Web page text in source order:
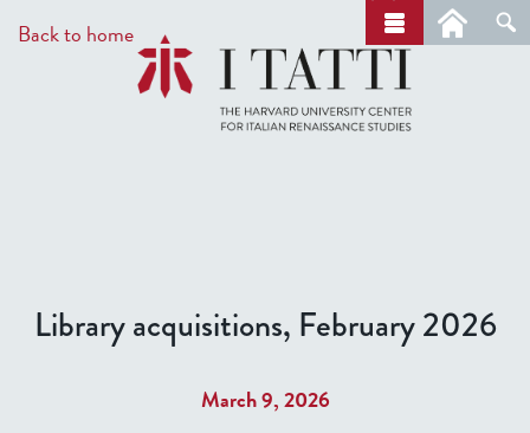
to
main
Back to home
r
c
h
Library acquisitions, February 2026
March 9, 2026